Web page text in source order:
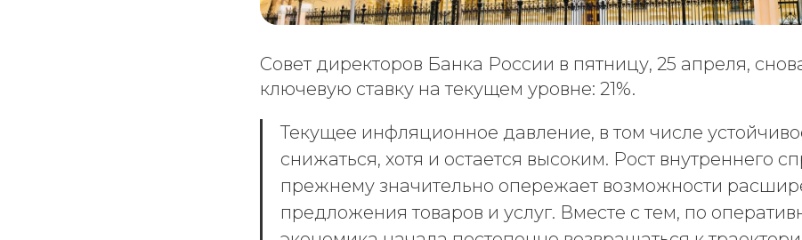
Совет директоров Банка России в пятницу, 25 апреля,
ключевую ставку на текущем уровне: 21%.
Текущее инфляционное давление, в том числе
снижаться, хотя и остается высоким. Рост внутреннего
прежнему значительно опережает возможности
предложения товаров и услуг. Вместе с тем, по